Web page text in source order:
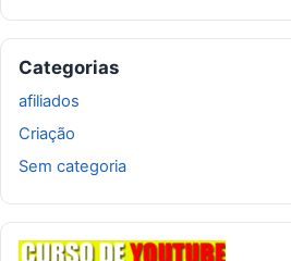
Categorias
afiliados
Criação
Sem categoria